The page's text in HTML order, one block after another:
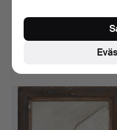
LAGE LÖFDAHL.
Kompositio, öljy kankaalle,
…Myyty 10 touko 2026